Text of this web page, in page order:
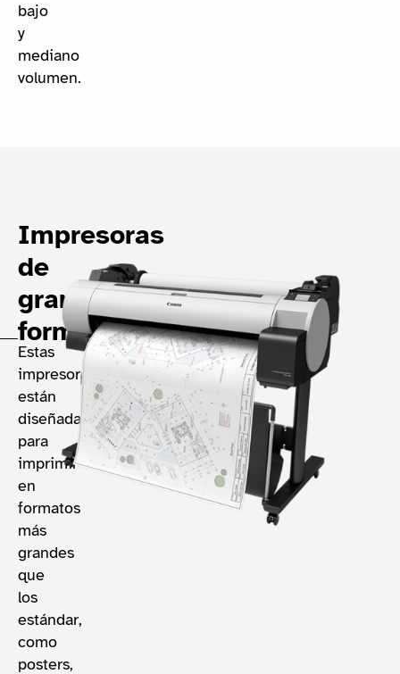
bajo
y
mediano
volumen.
Impresoras
de
gran
formato
Estas
impresoras
están
diseñadas
para
imprimir
en
formatos
más
grandes
que
los
estándar,
como
posters,